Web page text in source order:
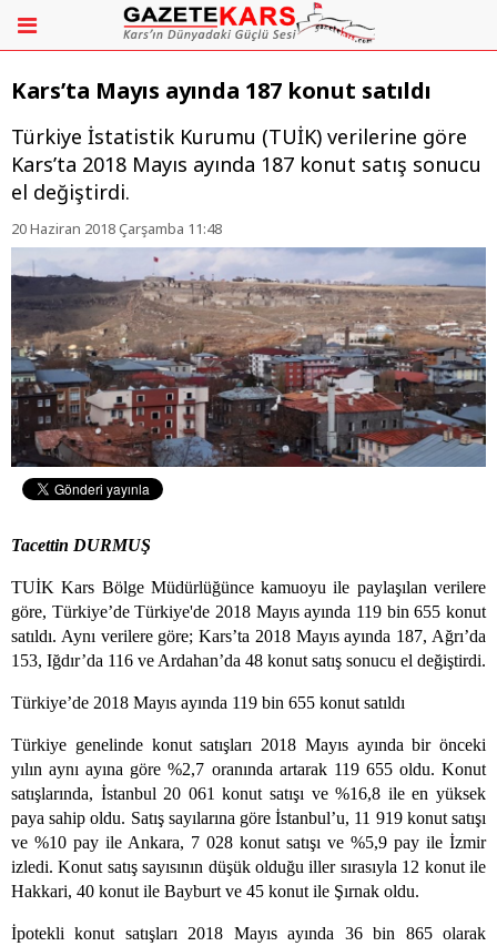
Kars’ta Mayıs ayında 187 konut satıldı
Türkiye İstatistik Kurumu (TUİK) verilerine göre
Kars’ta 2018 Mayıs ayında 187 konut satış sonucu
el değiştirdi.
20 Haziran 2018 Çarşamba 11:48
Tacettin DURMUŞ
TUİK Kars Bölge Müdürlüğünce kamuoyu ile paylaşılan verilere
göre, Türkiye’de Türkiye'de 2018 Mayıs ayında 119 bin 655 konut
satıldı. Aynı verilere göre; Kars’ta 2018 Mayıs ayında 187, Ağrı’da
153, Iğdır’da 116 ve Ardahan’da 48 konut satış sonucu el değiştirdi.
Türkiye’de 2018 Mayıs ayında 119 bin 655 konut satıldı
Türkiye genelinde konut satışları 2018 Mayıs ayında bir önceki
yılın aynı ayına göre %2,7 oranında artarak 119 655 oldu. Konut
satışlarında, İstanbul 20 061 konut satışı ve %16,8 ile en yüksek
paya sahip oldu. Satış sayılarına göre İstanbul’u, 11 919 konut satışı
ve %10 pay ile Ankara, 7 028 konut satışı ve %5,9 pay ile İzmir
izledi. Konut satış sayısının düşük olduğu iller sırasıyla 12 konut ile
Hakkari, 40 konut ile Bayburt ve 45 konut ile Şırnak oldu.
İpotekli konut satışları 2018 Mayıs ayında 36 bin 865 olarak